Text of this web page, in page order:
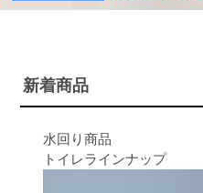
新着商品
水回り商品
トイレラインナップ